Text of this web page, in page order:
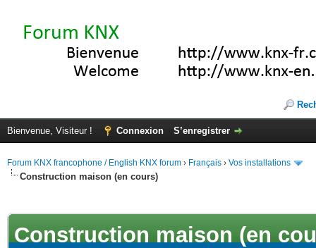
Bienvenue, Visiteur ! Connexion S’enregistrer
Forum KNX francophone / English KNX forum › Français › Vos installations
Construction maison (en cours)
Construction maison (en